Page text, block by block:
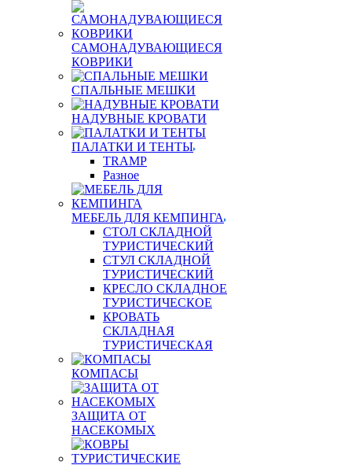
САМОНАДУВАЮЩИЕСЯ
КОВРИКИ
СПАЛЬНЫЕ МЕШКИ
НАДУВНЫЕ КРОВАТИ
ПАЛАТКИ И ТЕНТЫ
TRAMP
Разное
МЕБЕЛЬ ДЛЯ КЕМПИНГА
СТОЛ СКЛАДНОЙ
ТУРИСТИЧЕСКИЙ
СТУЛ СКЛАДНОЙ
ТУРИСТИЧЕСКИЙ
КРЕСЛО СКЛАДНОЕ
ТУРИСТИЧЕСКОЕ
КРОВАТЬ
СКЛАДНАЯ
ТУРИСТИЧЕСКАЯ
КОМПАСЫ
ЗАЩИТА ОТ
НАСЕКОМЫХ